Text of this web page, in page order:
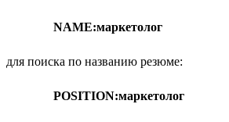
NAME:маркетолог
для поиска по названию резюме:
POSITION:маркетолог